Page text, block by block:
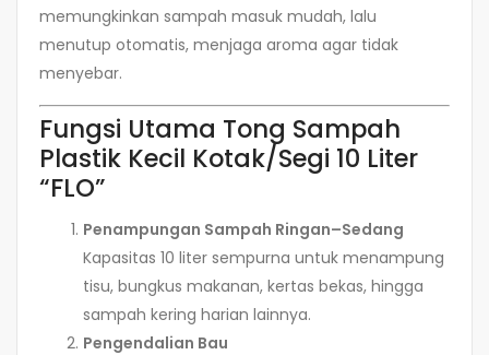
memungkinkan sampah masuk mudah, lalu
menutup otomatis, menjaga aroma agar tidak
menyebar.
Fungsi Utama Tong Sampah
Plastik Kecil Kotak/Segi 10 Liter
“FLO”
Penampungan Sampah Ringan–Sedang
Kapasitas 10 liter sempurna untuk menampung
tisu, bungkus makanan, kertas bekas, hingga
sampah kering harian lainnya.
Pengendalian Bau